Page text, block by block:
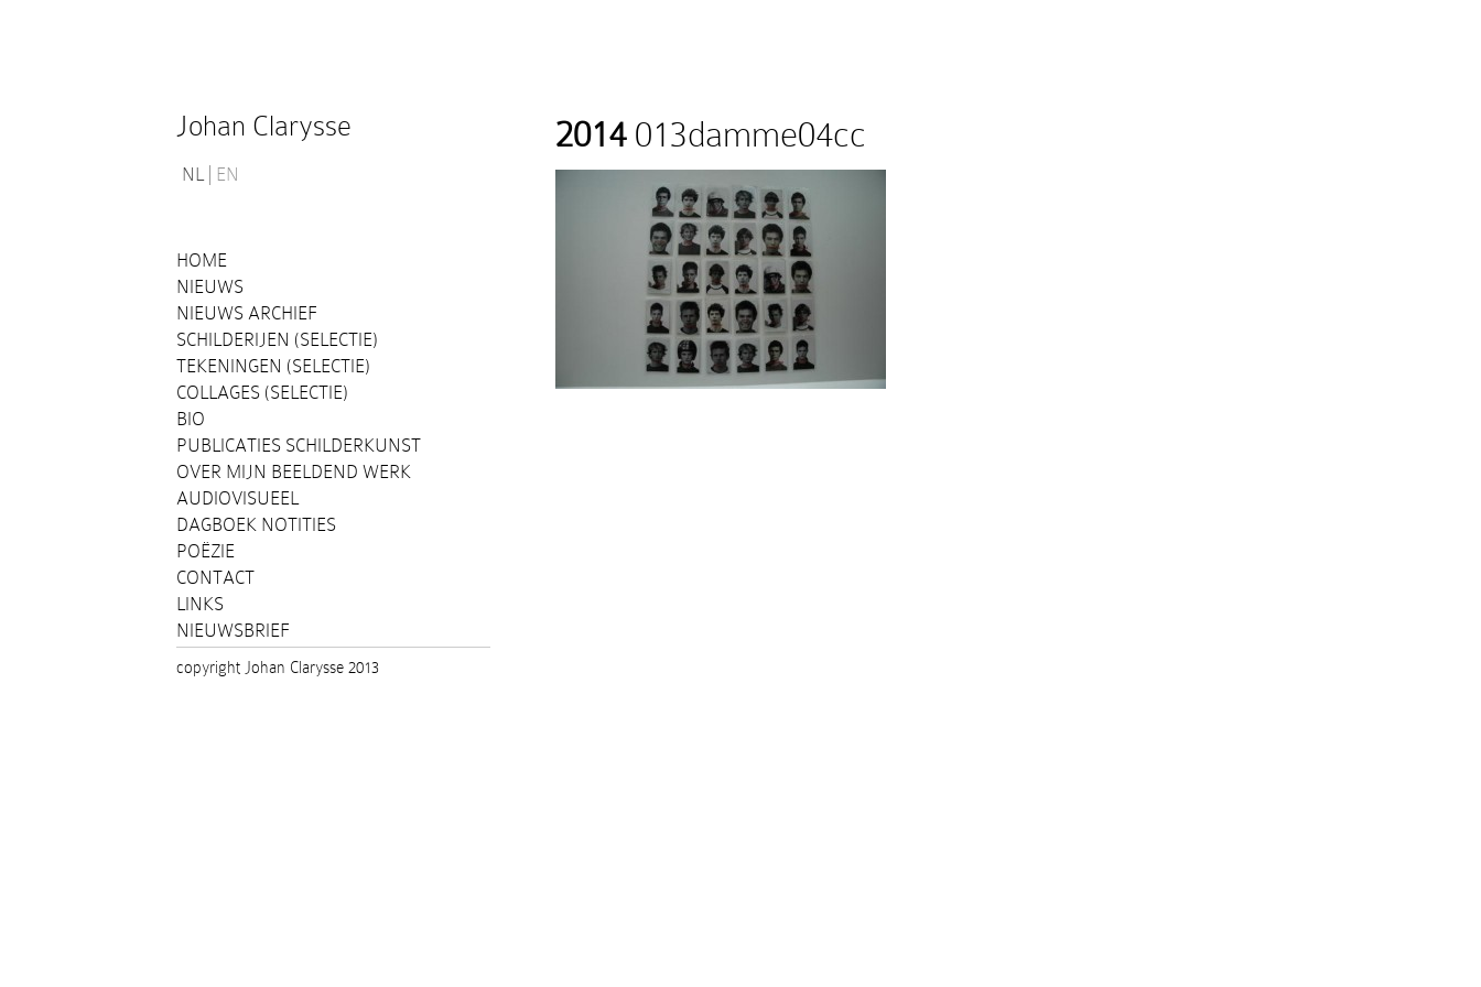
Johan Clarysse
NL EN
HOME
NIEUWS
NIEUWS ARCHIEF
SCHILDERIJEN (SELECTIE)
TEKENINGEN (SELECTIE)
COLLAGES (SELECTIE)
BIO
PUBLICATIES SCHILDERKUNST
OVER MIJN BEELDEND WERK
AUDIOVISUEEL
DAGBOEK NOTITIES
POËZIE
CONTACT
LINKS
NIEUWSBRIEF
2014013damme04cc
copyright Johan Clarysse 2013